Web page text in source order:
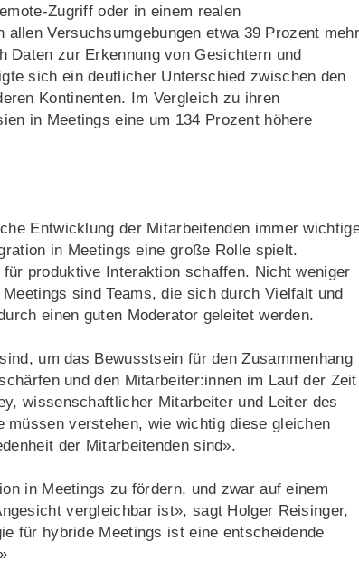
Zugriff oder in einem realen
Versuchsumgebungen etwa 39 Prozent mehr
Daten zur Erkennung von Gesichtern und
sich ein deutlicher Unterschied zwischen den
Kontinenten. Im Vergleich zu ihren
in Meetings eine um 134 Prozent höhere
Entwicklung der Mitarbeitenden immer
in Meetings eine große Rolle spielt.
produktive Interaktion schaffen. Nicht weniger
sind Teams, die sich durch Vielfalt und
einen guten Moderator geleitet werden.
um das Bewusstsein für den Zusammenhang
und den Mitarbeiter:innen im Lauf der Zeit
wissenschaftlicher Mitarbeiter und Leiter des
müssen verstehen, wie wichtig diese gleichen
der Mitarbeitenden sind».
in Meetings zu fördern, und zwar auf einem
vergleichbar ist», sagt Holger Reisinger,
für hybride Meetings ist eine entscheidende